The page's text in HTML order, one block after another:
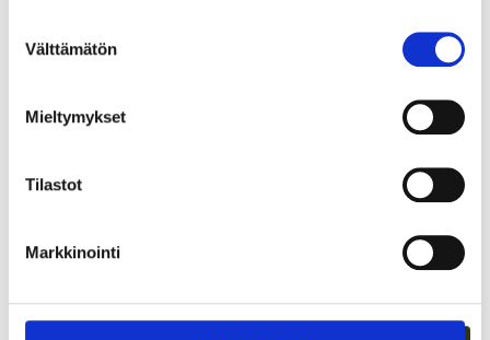
valinta
Välttämätön
Mieltymykset
Tilastot
Markkinointi
JÄSENEN KYNÄSTÄ – TILA MERKITSEE
MARKKINOINNISSA – KUUKIN EEVA